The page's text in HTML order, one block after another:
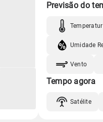
Previsão do
Umidade
Vento
Tempo agora
Satélite